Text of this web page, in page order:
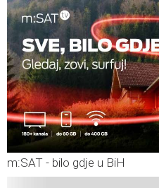
m:SAT - bilo gdje u BiH